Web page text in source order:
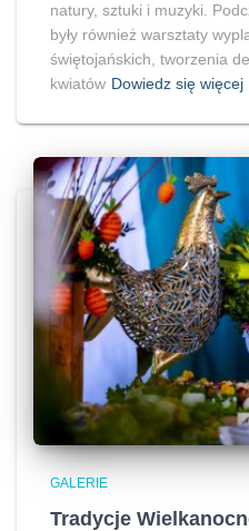
natury, sztuki i muzyki.
były również warsztaty
świętojańskich, tworzenia
kwiatów Dowiedz się więcej
GALERIE
Tradycje